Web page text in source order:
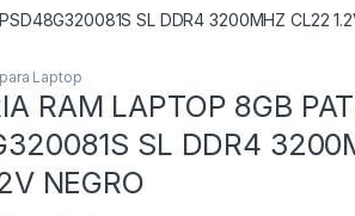
SL DDR4 3200MHZ CL22
Laptop
RAM LAPTOP 8GB
SL DDR4
NEGRO